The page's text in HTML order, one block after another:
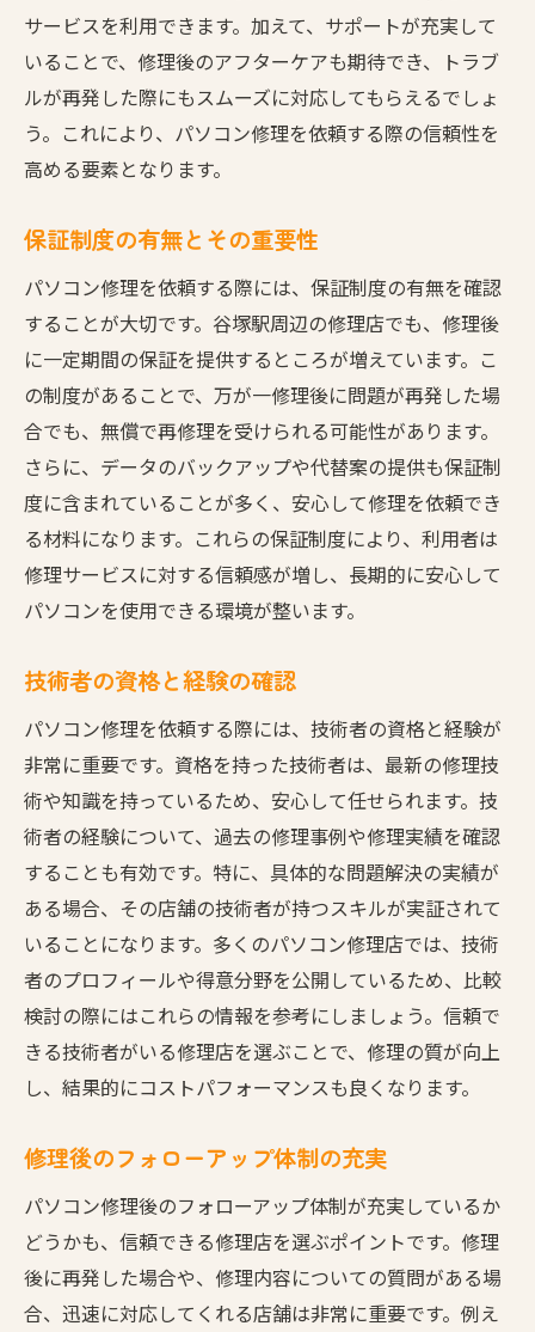
サービスを利用できます。加えて、サポートが充実して
いることで、修理後のアフターケアも期待でき、トラブ
ルが再発した際にもスムーズに対応してもらえるでしょ
う。これにより、パソコン修理を依頼する際の信頼性を
高める要素となります。
保証制度の有無とその重要性
パソコン修理を依頼する際には、保証制度の有無を確認
することが大切です。谷塚駅周辺の修理店でも、修理後
に一定期間の保証を提供するところが増えています。こ
の制度があることで、万が一修理後に問題が再発した場
合でも、無償で再修理を受けられる可能性があります。
さらに、データのバックアップや代替案の提供も保証制
度に含まれていることが多く、安心して修理を依頼でき
る材料になります。これらの保証制度により、利用者は
修理サービスに対する信頼感が増し、長期的に安心して
パソコンを使用できる環境が整います。
技術者の資格と経験の確認
パソコン修理を依頼する際には、技術者の資格と経験が
非常に重要です。資格を持った技術者は、最新の修理技
術や知識を持っているため、安心して任せられます。技
術者の経験について、過去の修理事例や修理実績を確認
することも有効です。特に、具体的な問題解決の実績が
ある場合、その店舗の技術者が持つスキルが実証されて
いることになります。多くのパソコン修理店では、技術
者のプロフィールや得意分野を公開しているため、比較
検討の際にはこれらの情報を参考にしましょう。信頼で
きる技術者がいる修理店を選ぶことで、修理の質が向上
し、結果的にコストパフォーマンスも良くなります。
修理後のフォローアップ体制の充実
パソコン修理後のフォローアップ体制が充実しているか
どうかも、信頼できる修理店を選ぶポイントです。修理
後に再発した場合や、修理内容についての質問がある場
合、迅速に対応してくれる店舗は非常に重要です。例え